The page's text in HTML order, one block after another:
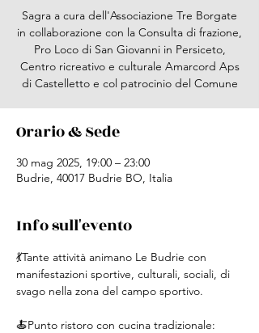
Sagra a cura dell'Associazione Tre Borgate
in collaborazione con la Consulta di frazione,
Pro Loco di San Giovanni in Persiceto,
Centro ricreativo e culturale Amarcord Aps
di Castelletto e col patrocinio del Comune
Orario & Sede
30 mag 2025, 19:00 – 23:00
Budrie, 40017 Budrie BO, Italia
Info sull'evento
💃Tante attività animano Le Budrie con
manifestazioni sportive, culturali, sociali, di
svago nella zona del campo sportivo.
🍝Punto ristoro con cucina tradizionale: